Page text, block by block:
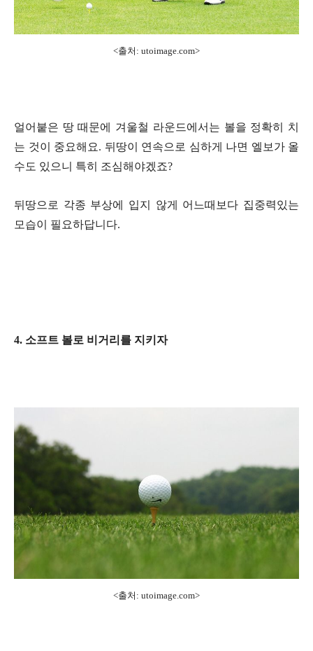
<출처: utoimage.com>
얼어붙은 땅 때문에 겨울철 라운드에서는 볼을 정확히 치
는 것이 중요해요. 뒤땅이 연속으로 심하게 나면 엘보가 올
수도 있으니 특히 조심해야겠죠?
뒤땅으로 각종 부상에 입지 않게 어느때보다 집중력있는
모습이 필요하답니다.
4. 소프트 볼로 비거리를 지키자
<출처: utoimage.com>